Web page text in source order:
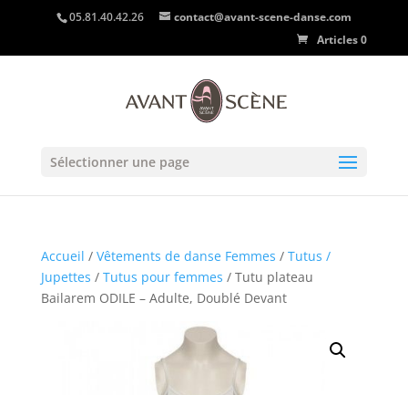
05.81.40.42.26
contact@avant-scene-danse.com
Articles 0
Sélectionner une page
Accueil / Vêtements de danse Femmes / Tutus /
Jupettes / Tutus pour femmes / Tutu plateau
Bailarem ODILE – Adulte, Doublé Devant